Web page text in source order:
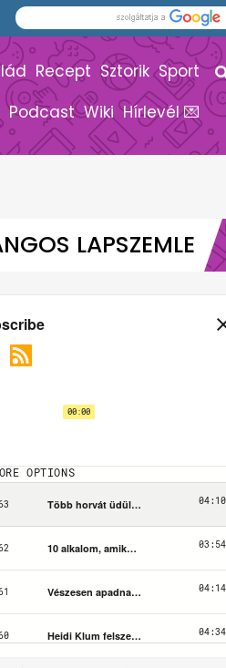
Recept Sztorik Sport
Podcast Wiki Hírlevél 💌
LAPSZEMLE